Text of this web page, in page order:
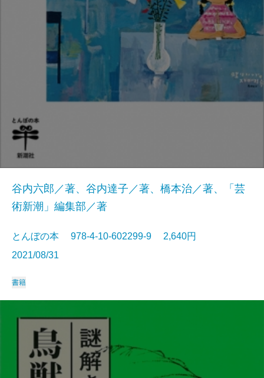
谷内六郎／著、谷内達子／著、橋本治／著、「芸
術新潮」編集部／著
とんぼの本 978-4-10-602299-9 2,640円
2021/08/31
書籍